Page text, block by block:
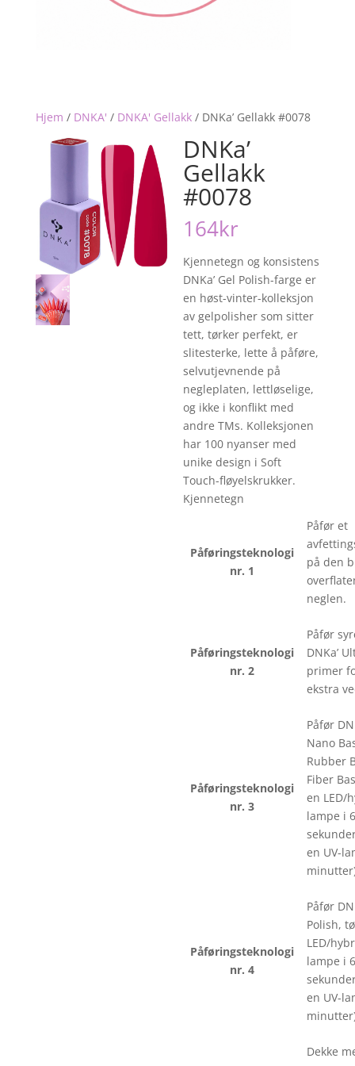
Hjem / DNKA' / DNKA' Gellakk/ DNKa’ Gellakk #0078
DNKa’
Gellakk
#0078
164kr
Kjennetegn og konsistens
DNKa’ Gel Polish-farge er
en høst-vinter-kolleksjon
av gelpolisher som sitter
tett, tørker perfekt, er
slitesterke, lette å påføre,
selvutjevnende på
negleplaten, lettløselige,
og ikke i konflikt med
andre TMs. Kolleksjonen
har 100 nyanser med
unike design i Soft
Touch-fløyelskrukker.
Kjennetegn
Påføringsteknologi
nr. 1
Påfør et
på den
neglen.
Påføringsteknologi
nr. 2
Påfør
DNKa’
primer
ekstra
Påføringsteknologi
nr. 3
Påfør
Nano
Rubber
Fiber
en LED/
lampe i
en UV-
Påføringsteknologi
nr. 4
Påfør
Polish,
LED/
lampe i
en UV-
Dekke